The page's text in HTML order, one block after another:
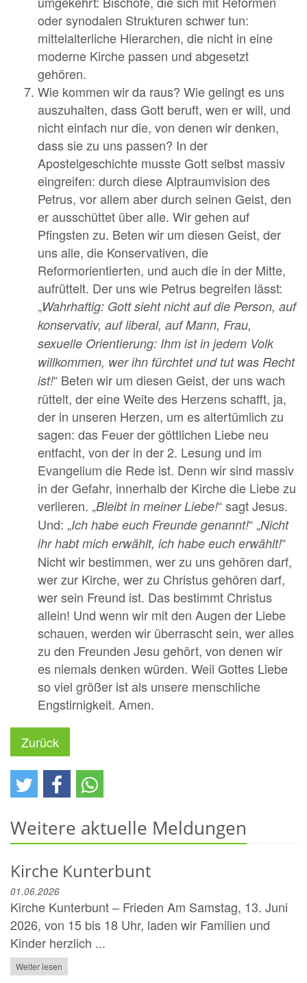
oder synodalen Strukturen schwer tun:
mittelalterliche Hierarchen, die nicht in eine
moderne Kirche passen und abgesetzt
gehören.
Wie kommen wir da raus? Wie gelingt es uns
auszuhalten, dass Gott beruft, wen er will, und
nicht einfach nur die, von denen wir denken,
dass sie zu uns passen? In der
Apostelgeschichte musste Gott selbst massiv
eingreifen: durch diese Alptraumvision des
Petrus, vor allem aber durch seinen Geist, den
er ausschüttet über alle. Wir gehen auf
Pfingsten zu. Beten wir um diesen Geist, der
uns alle, die Konservativen, die
Reformorientierten, und auch die in der Mitte,
aufrüttelt. Der uns wie Petrus begreifen lässt:
„Wahrhaftig: Gott sieht nicht auf die Person, auf
konservativ, auf liberal, auf Mann, Frau,
sexuelle Orientierung: Ihm ist in jedem Volk
willkommen, wer ihn fürchtet und tut was Recht
ist!“ Beten wir um diesen Geist, der uns wach
rüttelt, der eine Weite des Herzens schafft, ja,
der in unseren Herzen, um es altertümlich zu
sagen: das Feuer der göttlichen Liebe neu
entfacht, von der in der 2. Lesung und im
Evangelium die Rede ist. Denn wir sind massiv
in der Gefahr, innerhalb der Kirche die Liebe zu
verlieren. „Bleibt in meiner Liebe!“ sagt Jesus.
Und: „Ich habe euch Freunde genannt!“ „Nicht
ihr habt mich erwählt, ich habe euch erwählt!“
Nicht wir bestimmen, wer zu uns gehören darf,
wer zur Kirche, wer zu Christus gehören darf,
wer sein Freund ist. Das bestimmt Christus
allein! Und wenn wir mit den Augen der Liebe
schauen, werden wir überrascht sein, wer alles
zu den Freunden Jesu gehört, von denen wir
es niemals denken würden. Weil Gottes Liebe
so viel größer ist als unsere menschliche
Engstirnigkeit. Amen.
Zurück
Weitere aktuelle Meldungen
Kirche Kunterbunt
01.06.2026
Kirche Kunterbunt – Frieden Am Samstag, 13. Juni
2026, von 15 bis 18 Uhr, laden wir Familien und
Kinder herzlich ...
Weiter lesen